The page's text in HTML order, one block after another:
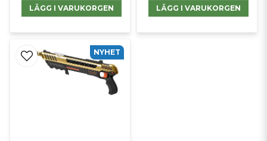
LÄGG I VARUKORGEN LÄGG I VARUKORGEN
NYHET